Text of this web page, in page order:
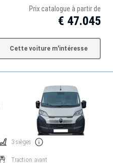
Prix catalogue à partir de
€ 47.045
Cette voiture m'intéresse
3 sièges
Traction: avant